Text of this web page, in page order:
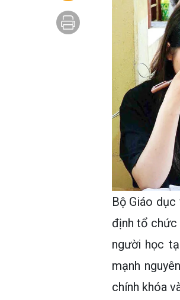
Bộ Giáo
định tổ
người học
mạnh
chính khóa